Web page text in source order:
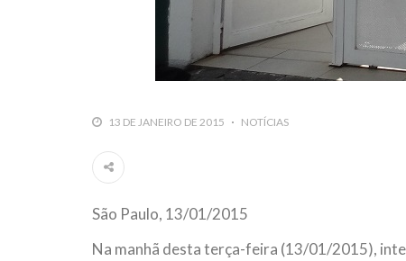
13 DE JANEIRO DE 2015 NOTÍCIAS
São Paulo, 13/01/2015
Na manhã desta terça-feira (13/01/2015),